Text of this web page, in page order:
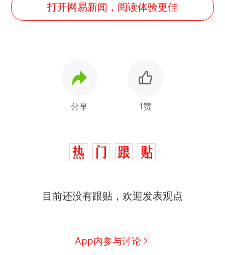
打开网易新闻，阅读体验更佳
分享 1赞
目前还没有跟贴，欢迎发表观点
App内参与讨论
家，刚改国名，总统就邀请中